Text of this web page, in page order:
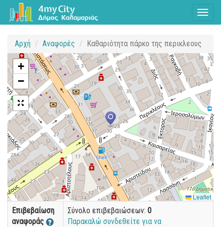
Αρχή Αναφορές Καθαριότητα πάρκο της περικλεους
+
−
Leaflet
Επιβεβαίωση
αναφοράς
Σύνολο επιβεβαιώσεων: 0
Παρακαλώ συνδεθείτε για να